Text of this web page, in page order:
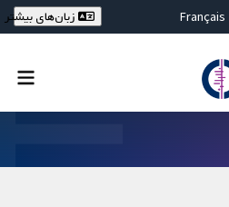
Français
繁體
زبان‌های بیشتر